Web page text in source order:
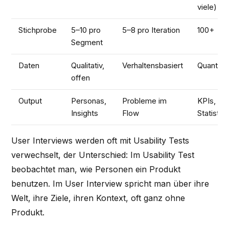
viele)
Stichprobe
5–10 pro
Segment
5–8 pro Iteration 100+
Daten
Qualitativ,
offen
Verhaltensbasiert
Output
Personas,
Insights
Probleme im
Flow
KPIs,
Statistik
User Interviews werden oft mit Usability Tests
verwechselt, der Unterschied: Im Usability Test
beobachtet man, wie Personen ein Produkt
benutzen. Im User Interview spricht man über ihre
Welt, ihre Ziele, ihren Kontext, oft ganz ohne
Produkt.